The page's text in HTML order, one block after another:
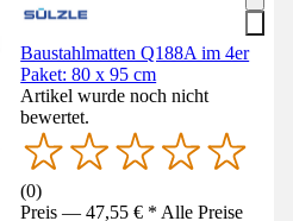
Baustahlmatten Q188A im 4er
Paket: 80 x 95 cm
Artikel wurde noch nicht
bewertet.
(0)
Preis — 47,55 € * Alle Preise